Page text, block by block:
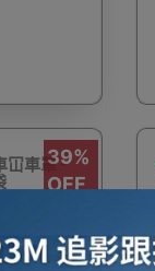
39%
OFF
冚車罩 -